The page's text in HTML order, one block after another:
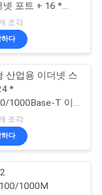
기
12
넷 포트 + 16 *
X SFP
조각
하다
산업용 이더넷 스
*
1000Base-T 이
트 + 4 *
X SFP
조각
하다
1000M